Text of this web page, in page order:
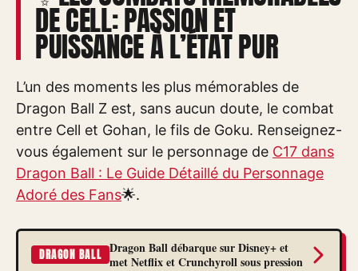
DE CELL: PASSION ET
PUISSANCE À L’ÉTAT PUR
L’un des moments les plus mémorables de
Dragon Ball Z est, sans aucun doute, le combat
entre Cell et Gohan, le fils de Goku. Renseignez-
vous également sur le personnage de C17 dans
Dragon Ball : Le Guide Détaillé du Personnage
Adoré des Fans🌟.
DRAGON BALL Dragon Ball débarque sur Disney+ et
met Netflix et Crunchyroll sous pression